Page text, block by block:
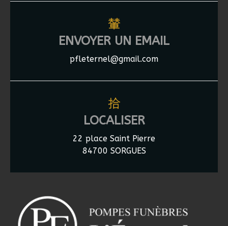
ENVOYER UN EMAIL
pfleternel@gmail.com
LOCALISER
22 place Saint Pierre
84700 SORGUES